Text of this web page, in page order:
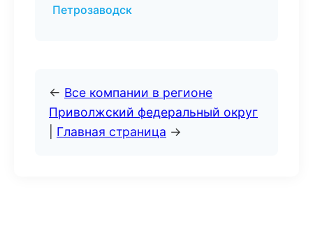
Петрозаводск
← Все компании в регионе
Приволжский федеральный округ
Главная страница →